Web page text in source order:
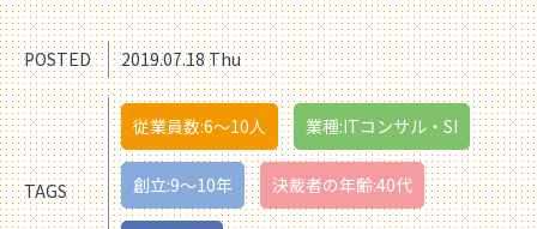
POSTED 2019.07.18 Thu
TAGS
従業員数:6～10人 業種:ITコンサル・SI
創立:9〜10年 決裁者の年齢:40代